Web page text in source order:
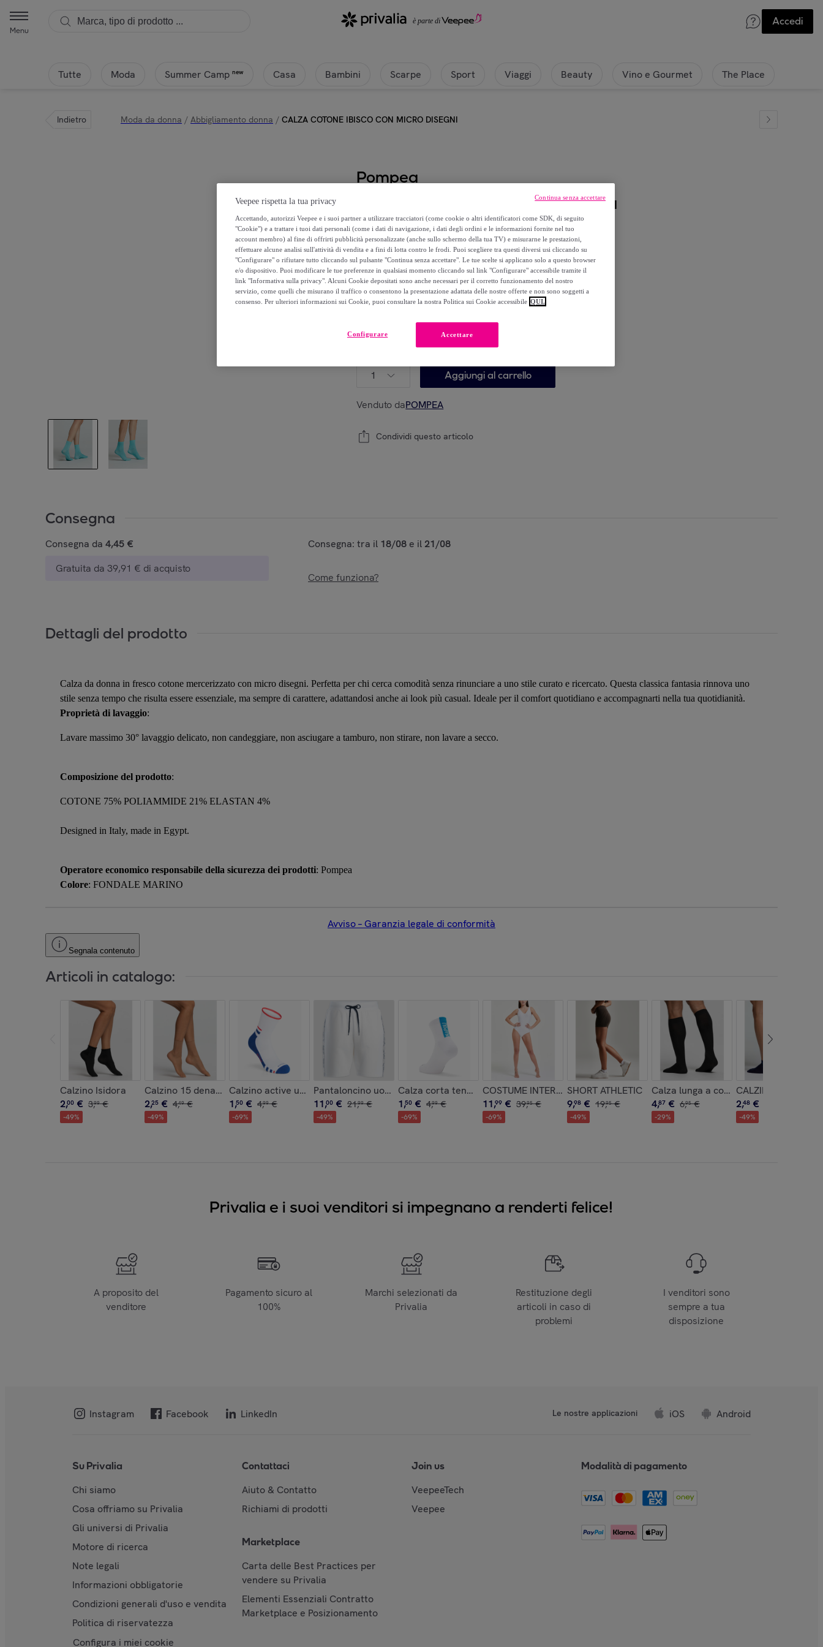
Menu
Accedi
Tutte Moda Summer Camp new Casa Bambini Scarpe Sport Viaggi Beauty Vino e Gourmet The Place
Indietro Moda da donna / Abbigliamento donna / CALZA COTONE IBISCO CON MICRO DISEGNI
Pompea
CALZA COTONE IBISCO CON MICRO DISEGNI
1,79 €
5, €
-69%
Guida alle taglie
UNICA
1 Aggiungi al carrello
Venduto daPOMPEA
Condividi questo articolo
Consegna
Consegna da 4,45 €
Gratuita da 39,91 € di acquisto
Consegna: tra il 18/08 e il 21/08
Come funziona?
Dettagli del prodotto
Calza da donna in fresco cotone mercerizzato con micro disegni. Perfetta per chi cerca comodità senza rinunciare a uno stile curato e ricercato. Questa classica fantasia rinnova uno
stile senza tempo che risulta essere essenziale, ma sempre di carattere, adattandosi anche ai look più casual. Ideale per il comfort quotidiano e accompagnarti nella tua quotidianità.
Proprietà di lavaggio:
Lavare massimo 30° lavaggio delicato, non candeggiare, non asciugare a tamburo, non stirare, non lavare a secco.
Composizione del prodotto:
COTONE 75% POLIAMMIDE 21% ELASTAN 4%
Designed in Italy, made in Egypt.
Operatore economico responsabile della sicurezza dei prodotti: Pompea
Colore: FONDALE MARINO
Avviso – Garanzia legale di conformità
Segnala contenuto
Articoli in catalogo:
Calzino Isidora
2,00 € 3,99 €
-49%
Calzino 15 denari x2
2,25 € 4,49 €
-49%
Calzino active up Go
1,50 € 4,99 €
-69%
Pantaloncino uomo no stress cotone
11,00 € 21,99 €
-49%
Calza corta tennis unisex Napoli
1,50 € 4,99 €
-69%
COSTUME INTERO VENICE BEACH
11,99 € 39,95 €
-69%
SHORT ATHLETIC
9,98 € 19,95 €
-49%
Calza lunga a coste in microfibra
4,87 € 6,95 €
-29%
CALZINO LUPINO
2,48 €
-49%
Privalia e i suoi venditori si impegnano a renderti felice!
A proposito del
venditore
Pagamento sicuro al
100%
Marchi selezionati da
Privalia
Restituzione degli
articoli in caso di
problemi
I venditori sono
sempre a tua
disposizione
Instagram Facebook LinkedIn Le nostre applicazioni iOS Android
Su Privalia
Chi siamo
Cosa offriamo su Privalia
Gli universi di Privalia
Motore di ricerca
Note legali
Informazioni obbligatorie
Condizioni generali d'uso e vendita
Politica di riservatezza
Configura i miei cookie
Contattaci
Aiuto & Contatto
Richiami di prodotti
Marketplace
Carta delle Best Practices per
vendere su Privalia
Elementi Essenziali Contratto
Marketplace e Posizionamento
Join us
VeepeeTech
Veepee
Modalità di pagamento
Veepee rispetta la tua privacy
Accettando, autorizzi Veepee e i suoi partner a utilizzare tracciatori (come cookie o altri identificatori come SDK, di seguito
"Cookie") e a trattare i tuoi dati personali (come i dati di navigazione, i dati degli ordini e le informazioni fornite nel tuo
account membro) al fine di offrirti pubblicità personalizzate (anche sullo schermo della tua TV) e misurarne le prestazioni,
effettuare alcune analisi sull'attività di vendita e a fini di lotta contro le frodi. Puoi scegliere tra questi diversi usi cliccando su
"Configurare" o rifiutare tutto cliccando sul pulsante "Continua senza accettare". Le tue scelte si applicano solo a questo browser
e/o dispositivo. Puoi modificare le tue preferenze in qualsiasi momento cliccando sul link "Configurare" accessibile tramite il
link "Informativa sulla privacy". Alcuni Cookie depositati sono anche necessari per il corretto funzionamento del nostro
servizio, come quelli che misurano il traffico o consentono la presentazione adattata delle nostre offerte e non sono soggetti a
consenso. Per ulteriori informazioni sui Cookie, puoi consultare la nostra Politica sui Cookie accessibile QUI.
Accettare
Configurare
Continua senza accettare